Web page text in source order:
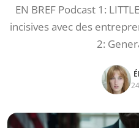
EN BREF Podcast 1:
incisives avec des
2: